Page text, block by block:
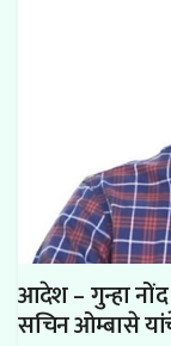
आदेश – गुन्हा
सचिन ओम्बासे